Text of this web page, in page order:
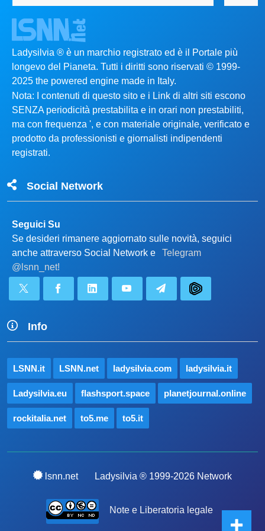
Ladysilvia ® è un marchio registrato ed è il Portale più
longevo del Pianeta. Tutti i diritti sono riservati © 1999-
2025 the powered engine made in Italy.
Nota: I contenuti di questo sito e i Link di altri siti escono
SENZA periodicità prestabilita e in orari non prestabiliti,
ma con frequenza ', e con materiale originale, verificato e
prodotto da professionisti e giornalisti indipendenti
registrati.
Social Network
Seguici Su
Se desideri rimanere aggiornato sulle novità, seguici
anche attraverso Social Network e
Telegram
@lsnn_net!
Info
LSNN.it LSNN.net ladysilvia.com ladysilvia.it
Ladysilvia.eu flashsport.space planetjournal.online
rockitalia.net to5.me to5.it
lsnn.net Ladysilvia ® 1999-2026 Network
Note e Liberatoria legale